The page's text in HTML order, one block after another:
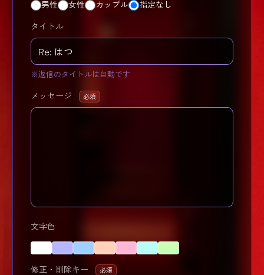
男性 女性 カップル 指定なし
タイトル
※返信のタイトルは自動です
メッセージ 必須
文字色
修正・削除キー 必須